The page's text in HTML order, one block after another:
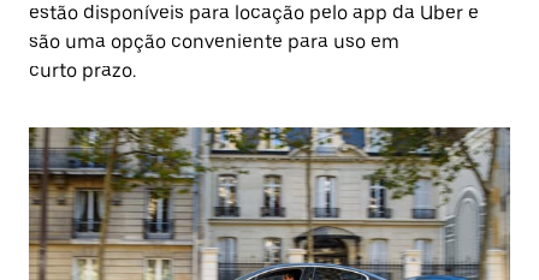
estão disponíveis para locação pelo app da Uber e
são uma opção conveniente para uso em
curto prazo.